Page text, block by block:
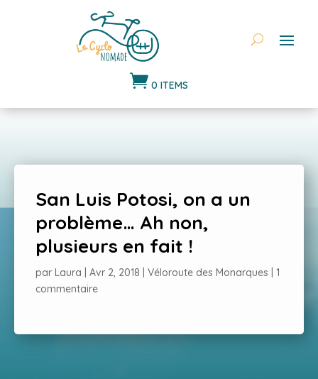
 0 ITEMS
San Luis Potosi, on a un
problème… Ah non,
plusieurs en fait !
par Laura Avr 2, 2018 Véloroute des Monarques
1
commentaire